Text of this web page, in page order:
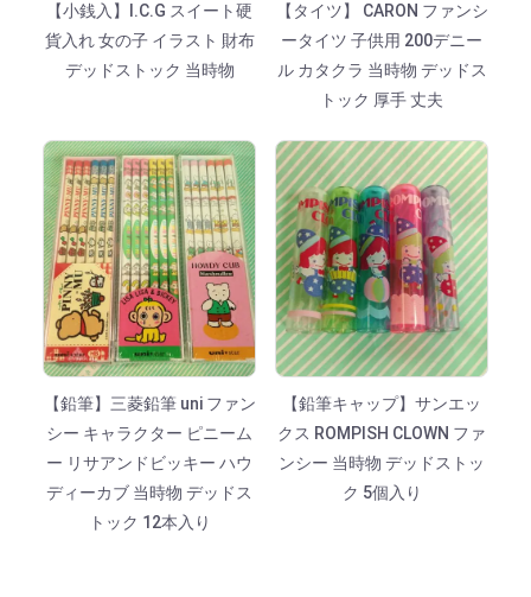
【小銭入】I.C.G スイート硬
貨入れ 女の子 イラスト 財布
デッドストック 当時物
【タイツ】 CARON ファンシ
ータイツ 子供用 200デニー
ル カタクラ 当時物 デッドス
トック 厚手 丈夫
【鉛筆】三菱鉛筆 uni ファン
シー キャラクター ピニーム
ー リサアンドビッキー ハウ
ディーカブ 当時物 デッドス
トック 12本入り
【鉛筆キャップ】サンエッ
クス ROMPISH CLOWN ファ
ンシー 当時物 デッドストッ
ク 5個入り